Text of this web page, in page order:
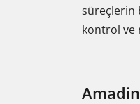
süreçlerin
kontrol ve